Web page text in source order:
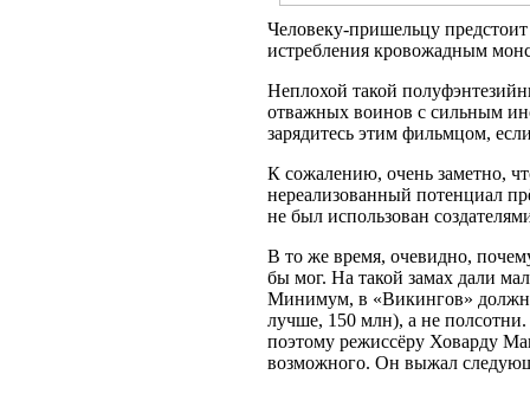
Человеку-пришельцу
истребления кровожадным
Неплохой такой
отважных воинов с сильным
зарядитесь этим фильмцом,
К сожалению, очень заметно,
нереализованный потенциал
не был использован
В то же время, очевидно,
бы мог. На такой замах дали
Минимум, в «Викингов»
лучше, 150 млн), а не
поэтому режиссёру Ховарду
возможного. Он выжал